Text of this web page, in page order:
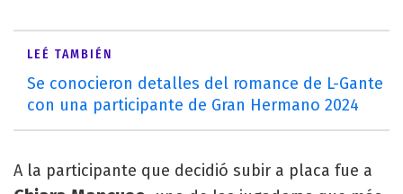
LEÉ TAMBIÉN
Se conocieron detalles del romance de L-Gante
con una participante de Gran Hermano 2024
A la participante que decidió subir a placa fue a